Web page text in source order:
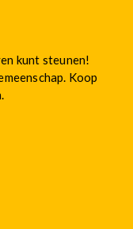
kunt steunen!
Koop